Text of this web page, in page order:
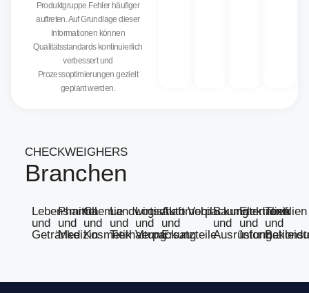
Produktgruppe Fehler häufiger
auftreten. Auf Grundlage dieser
Informationen können
Qualitätsstandards kontinuierlich
verbessert und
Prozessoptimierungen gezielt
geplant werden.
CHECKWEIGHERS
Branchen
Lebensmittel
und
Getränke
Pharma
und
Medizin
Chemie
und
Kosmetik
Landwirtschaft
und
Tierhaltung
Logistik
und
Verpackung
Automobil
und
Ersatzteile
Verpackung
Baumaterialien
und
Ausrüstung
Elektronik
und
Textilien
und